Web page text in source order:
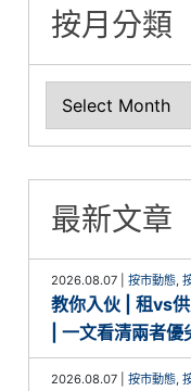
按月分類
最新文章
2026.08.07 |按市動態,
教你入伙 | 租vs
| 一文看清兩者優
2026.08.07 |按市動態,